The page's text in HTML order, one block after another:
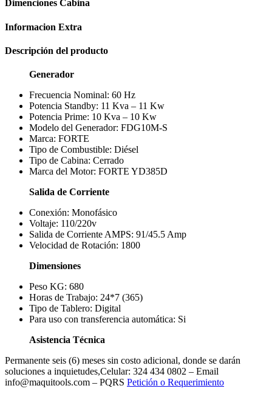
Dimenciones Cabina
Informacion Extra
Descripción del producto
Generador
Frecuencia Nominal: 60 Hz
Potencia Standby: 11 Kva – 11 Kw
Potencia Prime: 10 Kva – 10 Kw
Modelo del Generador: FDG10M-S
Marca: FORTE
Tipo de Combustible: Diésel
Tipo de Cabina: Cerrado
Marca del Motor: FORTE YD385D
Salida de Corriente
Conexión: Monofásico
Voltaje: 110/220v
Salida de Corriente AMPS: 91/45.5 Amp
Velocidad de Rotación: 1800
Dimensiones
Peso KG: 680
Horas de Trabajo: 24*7 (365)
Tipo de Tablero: Digital
Para uso con transferencia automática: Si
Asistencia Técnica
Permanente seis (6) meses sin costo adicional, donde se darán
soluciones a inquietudes,Celular: 324 434 0802 – Email
info@maquitools.com – PQRS Petición o Requerimiento